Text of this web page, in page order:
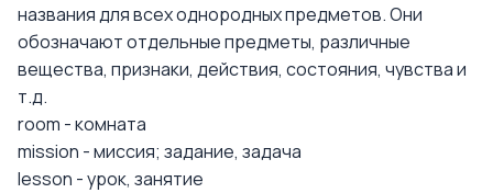
названия для всех однородных предметов. Они
обозначают отдельные предметы, различные
вещества, признаки, действия, состояния, чувства и
т.д.
room - комната
mission - миссия; задание, задача
lesson - урок, занятие